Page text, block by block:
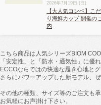
2026年7月19日 (日)
【大人気コンペ】こ
り海鮮カップ 開催の
内
こちら商品は人気シリーズBIOM
「安定性」と「防水・通気性」に優
ECCOならではの快適な履き心地とグ
さらにパワーアップした新モデル、
その他の種類、サイズ等のご注文も
お気軽にお声掛け下さい。